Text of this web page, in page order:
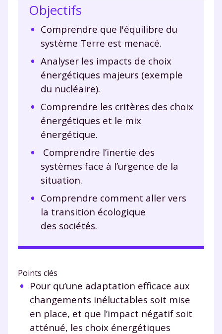
Objectifs
Comprendre que l'équilibre du
système Terre est menacé.
Analyser les impacts de choix
énergétiques majeurs (exemple
du nucléaire).
Comprendre les critères des choix
énergétiques et le mix
énergétique.
Comprendre l’inertie des
systèmes face à l’urgence de la
situation.
Comprendre comment aller vers
la transition écologique
des sociétés.
Points clés
Pour qu’une adaptation efficace aux
changements inéluctables soit mise
en place, et que l’impact négatif soit
atténué, les choix énergétiques